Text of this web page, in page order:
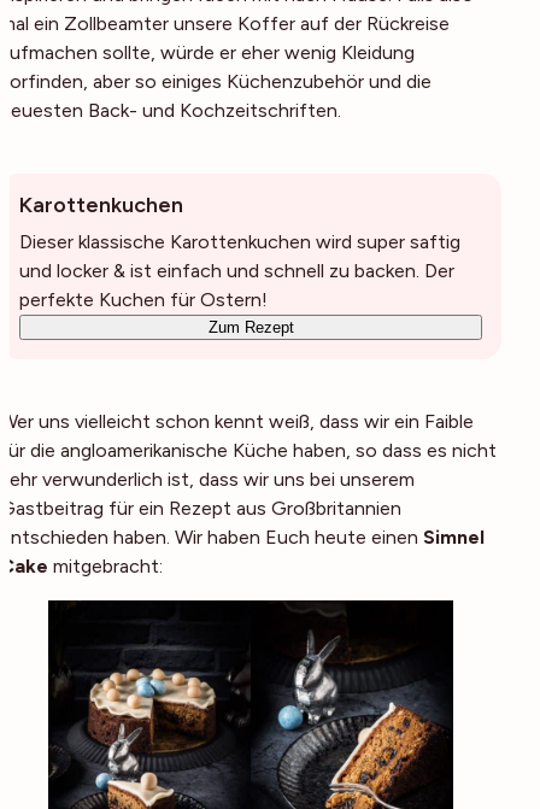
mal ein Zollbeamter unsere Koffer auf der Rückreise
aufmachen sollte, würde er eher wenig Kleidung
vorfinden, aber so einiges Küchenzubehör und die
neuesten Back- und Kochzeitschriften.
Karottenkuchen
Dieser klassische Karottenkuchen wird super saftig
und locker & ist einfach und schnell zu backen. Der
perfekte Kuchen für Ostern!
Zum Rezept
Wer uns vielleicht schon kennt weiß, dass wir ein Faible
für die angloamerikanische Küche haben, so dass es nicht
sehr verwunderlich ist, dass wir uns bei unserem
Gastbeitrag für ein Rezept aus Großbritannien
entschieden haben. Wir haben Euch heute einen Simnel
Cake mitgebracht: